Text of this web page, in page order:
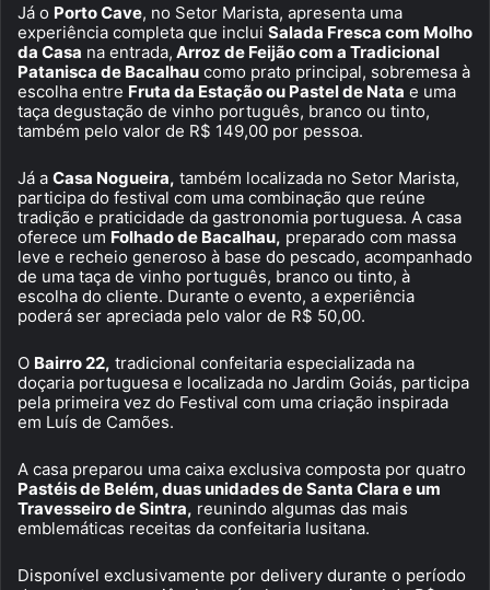
Já o Porto Cave, no Setor Marista, apresenta uma
experiência completa que inclui Salada Fresca com Molho
da Casa na entrada, Arroz de Feijão com a Tradicional
Patanisca de Bacalhau como prato principal, sobremesa à
escolha entre Fruta da Estação ou Pastel de Nata e uma
taça degustação de vinho português, branco ou tinto,
também pelo valor de R$ 149,00 por pessoa.
Já a Casa Nogueira, também localizada no Setor Marista,
participa do festival com uma combinação que reúne
tradição e praticidade da gastronomia portuguesa. A casa
oferece um Folhado de Bacalhau, preparado com massa
leve e recheio generoso à base do pescado, acompanhado
de uma taça de vinho português, branco ou tinto, à
escolha do cliente. Durante o evento, a experiência
poderá ser apreciada pelo valor de R$ 50,00.
O Bairro 22, tradicional confeitaria especializada na
doçaria portuguesa e localizada no Jardim Goiás, participa
pela primeira vez do Festival com uma criação inspirada
em Luís de Camões.
A casa preparou uma caixa exclusiva composta por quatro
Pastéis de Belém, duas unidades de Santa Clara e um
Travesseiro de Sintra, reunindo algumas das mais
emblemáticas receitas da confeitaria lusitana.
Disponível exclusivamente por delivery durante o período